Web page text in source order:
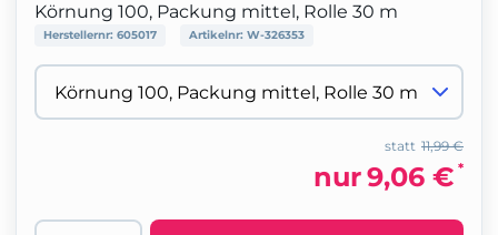
Körnung 100, Packung mittel, Rolle 30 m
Herstellernr: 605017 Artikelnr: W-326353
11,99 €
statt
nur9,06 € *